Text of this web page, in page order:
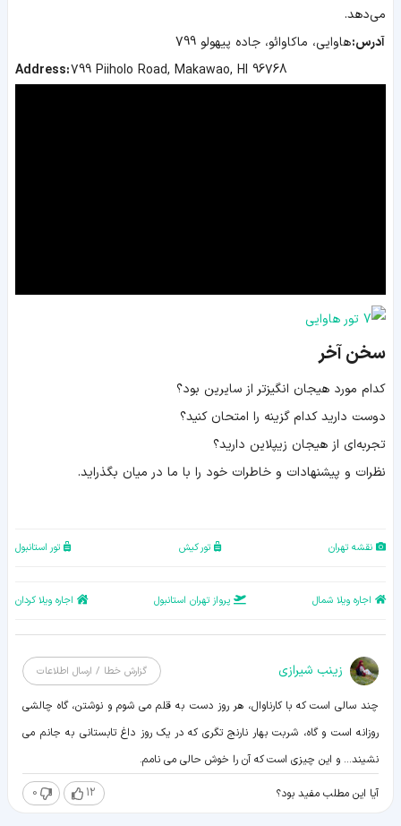
می‌دهد.
آدرس:هاوایی، ماکاوائو، جاده پیهولو 799
Address:799 Piiholo Road, Makawao, HI 96768
سخن آخر
کدام مورد هیجان انگیزتر از سایرین بود؟
دوست دارید کدام گزینه را امتحان کنید؟
تجربه‌ای از هیجان زیپلاین دارید؟
نظرات و پیشنهادات و خاطرات خود را با ما در میان بگذراید.
نقشه تهران تور کیش تور استانبول
اجاره ویلا شمال پرواز تهران استانبول اجاره ویلا کردان
زينب شيرازی گزارش خطا / ارسال اطلاعات
چند سالی است که با کارناوال، هر روز دست به قلم می شوم و نوشتن، گاه چالشی
روزانه است و گاه، شربت بهار نارنج تگری که در یک روز داغ تابستانی به جانم می
نشیند... و این چیزی است که آن را خوش حالی می نامم.
آیا این مطلب مفید بود؟ 12
0